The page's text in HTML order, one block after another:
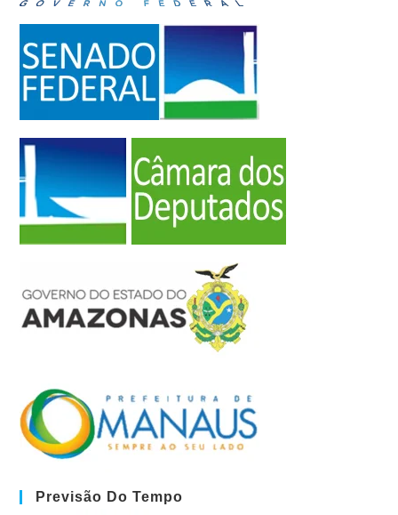
Previsão Do Tempo